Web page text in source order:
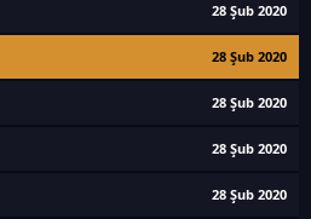
28 Şub 2020
28 Şub 2020
28 Şub 2020
28 Şub 2020
28 Şub 2020